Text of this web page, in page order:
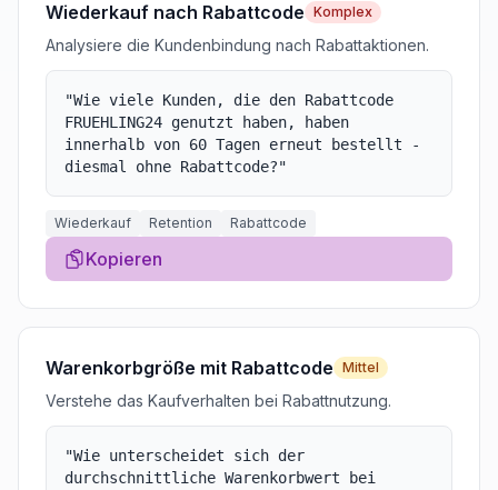
Wiederkauf nach Rabattcode Komplex
Analysiere die Kundenbindung nach Rabattaktionen.
"Wie viele Kunden, die den Rabattcode
FRUEHLING24 genutzt haben, haben
innerhalb von 60 Tagen erneut bestellt -
diesmal ohne Rabattcode?"
Wiederkauf Retention Rabattcode
Kopieren
Warenkorbgröße mit Rabattcode Mittel
Verstehe das Kaufverhalten bei Rabattnutzung.
"Wie unterscheidet sich der
durchschnittliche Warenkorbwert bei